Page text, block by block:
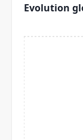
Evolution